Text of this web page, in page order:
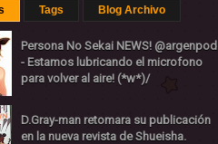
Tags Blog Archivo
Persona No Sekai NEWS! @argenpod
- Estamos lubricando el microfono
para volver al aire! (*w*)/
D.Gray-man retomara su publicación
en la nueva revista de Shueisha.